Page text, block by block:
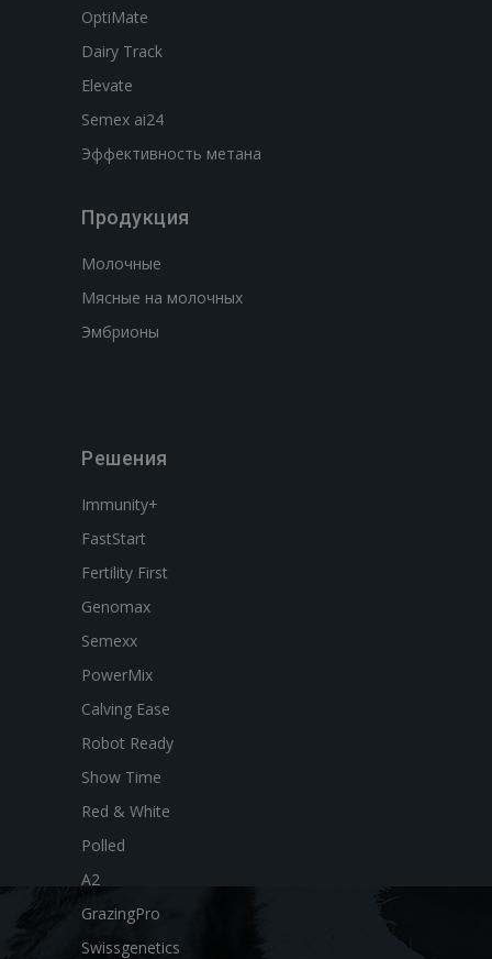
OptiMate
Dairy Track
Elevate
Semex ai24
Эффективность метана
Продукция
Молочные
Мясные на молочных
Эмбрионы
Решения
Immunity+
FastStart
Fertility First
Genomax
Semexx
PowerMix
Calving Ease
Robot Ready
Show Time
Red & White
Polled
A2
GrazingPro
Swissgenetics